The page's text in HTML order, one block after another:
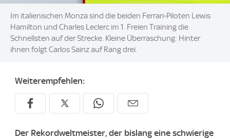
Im italienischen Monza sind die beiden Ferrari-Piloten Lewis
Hamilton und Charles Leclerc im 1. Freien Training die
Schnellsten auf der Strecke. Kleine Überraschung: Hinter
ihnen folgt Carlos Sainz auf Rang drei.
Weiterempfehlen:
Der Rekordweltmeister, der bislang eine schwierige